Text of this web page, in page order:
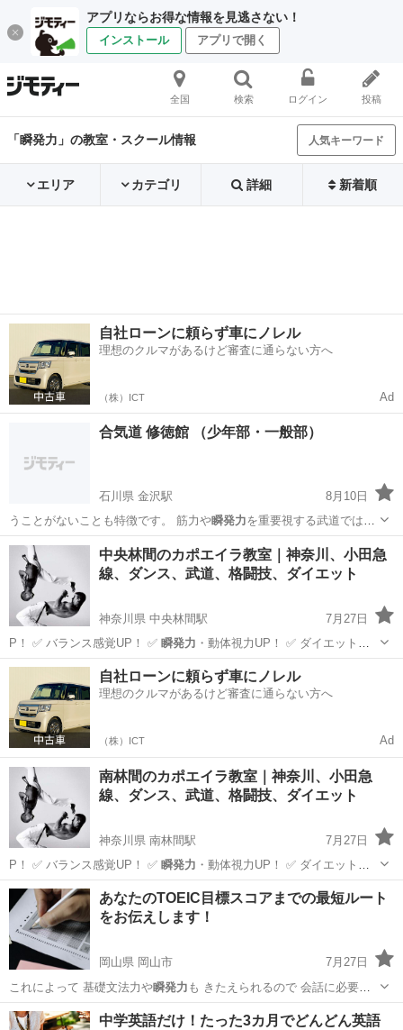
アプリならお得な情報を見逃さない！
インストール アプリで開く
全国 検索 ログイン 投稿
「瞬発力」の教室・スクール情報 人気キーワード
エリア カテゴリ 詳細 新着順
自社ローンに頼らず車にノレル
理想のクルマがあるけど審査に通らない方へ
（株）ICT Ad
合気道 修徳館 （少年部・一般部）
石川県 金沢駅
8月10日
うことがないことも特徴です。 筋力や瞬発力を重要視する武道ではあ
りませんので、様…
石川 金沢市 金沢駅 その他 武道
中央林間のカポエイラ教室｜神奈川、小田急
線、ダンス、武道、格闘技、ダイエット
神奈川県 中央林間駅
7月27日
P！ ✅ バランス感覚UP！ ✅ 瞬発力 ・動体視力UP！ ✅ ダイエットや
体…
神奈川 大和市 中央林間駅 ダンス
自社ローンに頼らず車にノレル
理想のクルマがあるけど審査に通らない方へ
（株）ICT Ad
南林間のカポエイラ教室｜神奈川、小田急
線、ダンス、武道、格闘技、ダイエット
神奈川県 南林間駅
7月27日
P！ ✅ バランス感覚UP！ ✅ 瞬発力 ・動体視力UP！ ✅ ダイエットや
体…
神奈川 大和市 南林間駅 ダンス カポエイラ
あなたのTOEIC目標スコアまでの最短ルート
をお伝えします！
岡山県 岡山市
7月27日
これによって 基礎文法力や瞬発力 も きたえられるので 会話に必要
な…
岡山 岡山市 TOEIC(R)テスト TOEIC
中学英語だけ！たった3カ月でどんどん英語